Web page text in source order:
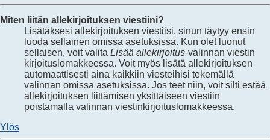
Miten liitän allekirjoituksen viestiini?
Lisätäksesi allekirjoituksen viestiisi, sinun täytyy ensin
luoda sellainen omissa asetuksissa. Kun olet luonut
sellaisen, voit valita Lisää allekirjoitus-valinnan viestin
kirjoituslomakkeessa. Voit myös lisätä allekirjoituksen
automaattisesti aina kaikkiin viesteihisi tekemällä
valinnan omissa asetuksissa. Jos teet niin, voit silti estää
allekirjoituksen liittämisen yksittäiseen viestiin
poistamalla valinnan viestinkirjoituslomakkeessa.
Ylös